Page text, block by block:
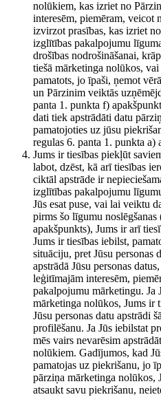
nolūkiem, kas izriet no
interesēm, piemēram, veicot
izvirzot prasības, kas izriet
izglītības pakalpojumu
drošības nodrošināšanai,
tiešā mārketinga nolūkos,
pamatots, jo īpaši, ņemot
un Pārzinim veiktās
panta 1. punkta f)
dati tiek apstrādāti datu
pamatojoties uz jūsu
regulas 6. panta 1. punkta a)
Jums ir tiesības piekļūt
labot, dzēst, kā arī tiesības
ciktāl apstrāde ir
izglītības pakalpojumu
Jūs esat puse, vai lai veiktu
pirms šo līgumu
apakšpunkts), Jums ir arī
Jums ir tiesības iebilst,
situāciju, pret Jūsu personas
apstrādā Jūsu personas
leģitīmajām interesēm,
pakalpojumu mārketingu. Ja
mārketinga nolūkos, Jums ir
Jūsu personas datu apstrādi
profilēšanu. Ja Jūs iebilstat
mēs vairs nevarēsim
nolūkiem. Gadījumos, kad
pamatojas uz piekrišanu, jo
pārziņa mārketinga nolūkos,
atsaukt savu piekrišanu,